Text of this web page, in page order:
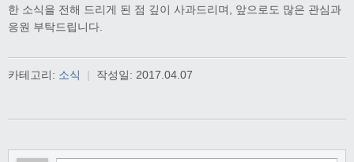
한 소식을 전해 드리게 된 점 깊이 사과드리며, 앞으로도 많은 관심과
응원 부탁드립니다.
카테고리: 소식 | 작성일: 2017.04.07